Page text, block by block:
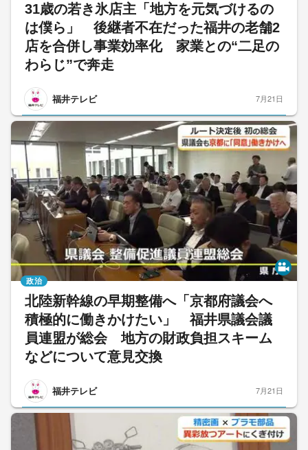
31歳の若き氷店主「地方を元気づけるの
は僕ら」 後継者不在だった福井の老舗2
店を合併し事業効率化 家業との“二足の
わらじ”で奔走
福井テレビ 7月21日
北陸新幹線の早期整備へ「京都府議会へ
積極的に働きかけたい」 福井県議会議
員連盟が総会 地方の財政負担スキーム
などについて意見交換
福井テレビ
政治
7月21日